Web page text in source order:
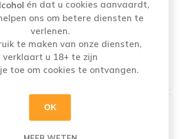
6X75CL
CUVEE DES TROLLS 75CL
HERGIST
€6,13
én dat u cookies aanvaardt,
ons om betere diensten te
verlenen.
te maken van onze diensten,
verklaart u 18+ te zijn
toe om cookies te ontvangen.
OK